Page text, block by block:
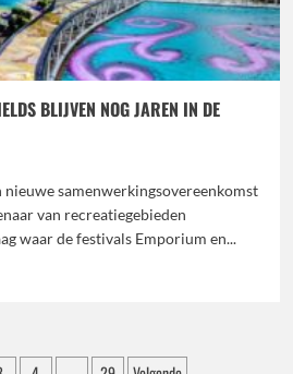
BLIJVEN NOG JAREN IN DE
samenwerkingsovereenkomst
van recreatiegebieden
waar de festivals Emporium en...